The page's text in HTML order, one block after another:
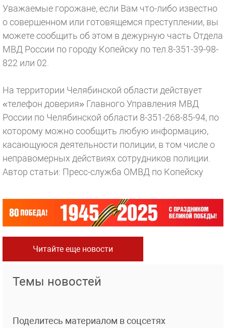
Уважаемые горожане, если Вам что-либо известно
о совершенном или готовящемся преступлении, вы
можете сообщить об этом в дежурную часть Отдела
МВД России по городу Копейску по тел.8-351-39-98-
822 или 02.
На территории Челябинской области действует
«телефон доверия» Главного Управления МВД
России по Челябинской области 8-351-268-85-94, по
которому можно сообщить любую информацию,
касающуюся деятельности полиции, в том числе о
неправомерных действиях сотрудников полиции.
Автор статьи: Пресс-служба ОМВД по Копейску
Читайте еще новости
Темы новостей
Поделитесь материалом в соцсетях